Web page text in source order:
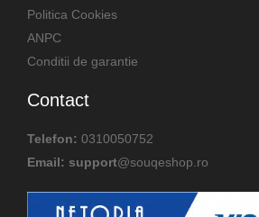
Politica Cookies
ANPC
Conditii de garantie
Contact
Telefon: 0310050752
Email: support@souqeshop.ro